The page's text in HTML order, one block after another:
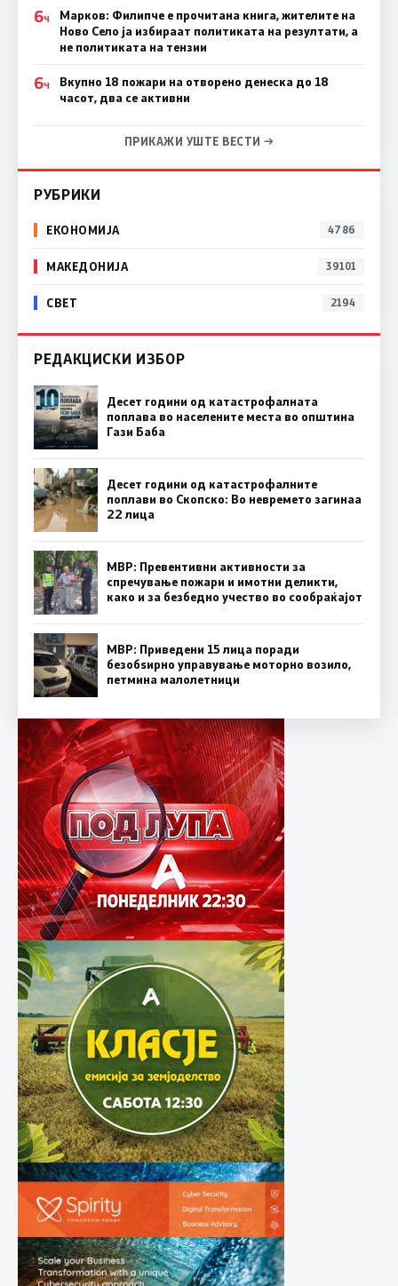
6Ч
Марков: Филипче е прочитана книга, жителите на
Ново Село ја избираат политиката на резултати, а
не политиката на тензии
6Ч
Вкупно 18 пожари на отворено денеска до 18
часот, два се активни
ПРИКАЖИ УШТЕ ВЕСТИ →
РУБРИКИ
ЕКОНОМИЈА 4786
МАКЕДОНИЈА 39101
СВЕТ 2194
РЕДАКЦИСКИ ИЗБОР
Десет години од катастрофалната
поплава во населените места во општина
Гази Баба
Десет години од катастрофалните
поплави во Скопско: Во невремето загинаа
22 лица
МВР: Превентивни активности за
спречување пожари и имотни деликти,
како и за безбедно учество во сообраќајот
МВР: Приведени 15 лица поради
безобѕирно управување моторно возило,
петмина малолетници